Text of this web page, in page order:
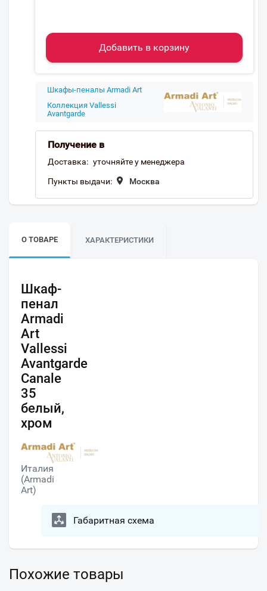
Добавить в корзину
Шкафы-пеналы Armadi Art
Коллекция Vallessi
Avantgarde
Получение в
Доставка: уточняйте у менеджера
Пункты выдачи: Москва
О ТОВАРЕ ХАРАКТЕРИСТИКИ
Шкаф-
пенал
Armadi
Art
Vallessi
Avantgarde
Canale
35
белый,
хром
Италия
(Armadi
Art)
Габаритная схема
Похожие товары